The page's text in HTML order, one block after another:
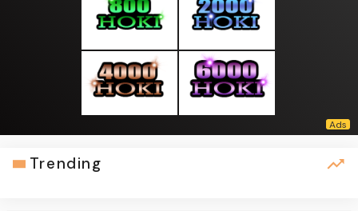
Trending